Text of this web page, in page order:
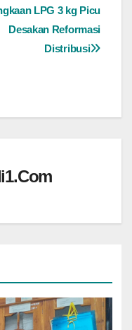
LPG 3 kg Picu
Desakan Reformasi
Distribusi